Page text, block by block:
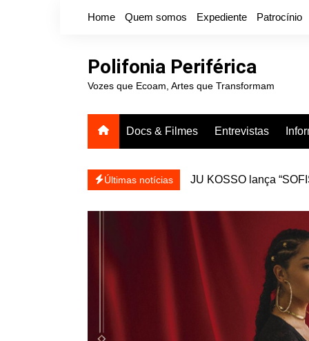
Home Quem somos Expediente Patrocínio
Polifonia Periférica
Vozes que Ecoam, Artes que Transformam
Docs & Filmes Entrevistas
Últimas notícias
JU KOSSO lança
Projota relança a